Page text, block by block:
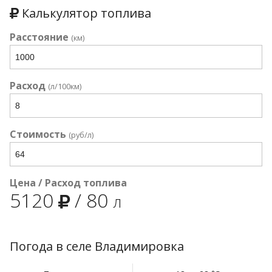
Калькулятор топлива
Расстояние (км)
Расход (л/100км)
Стоимость (руб/л)
Цена / Расход топлива
5120 / 80 л
Погода в селе Владимировка